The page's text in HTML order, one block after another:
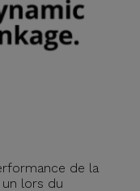
de la
lors du